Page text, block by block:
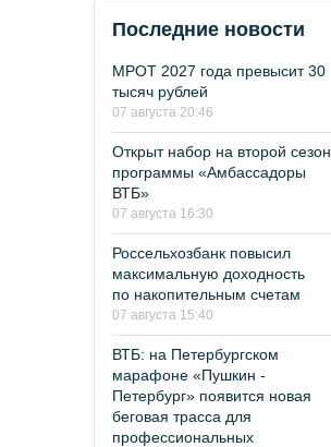
Последние новости
МРОТ 2027 года превысит 30
тысяч рублей
07 августа 20:46
Открыт набор на второй сезон
программы «Амбассадоры
ВТБ»
07 августа 16:30
Россельхозбанк повысил
максимальную доходность
по накопительным счетам
07 августа 15:40
ВТБ: на Петербургском
марафоне «Пушкин -
Петербург» появится новая
беговая трасса для
профессиональных